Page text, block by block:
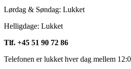
Lørdag & Søndag: Lukket
Helligdage: Lukket
Tlf. +45 51 90 72 86
Telefonen er lukket hver dag mellem